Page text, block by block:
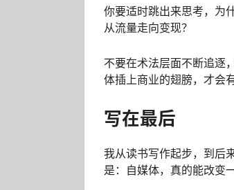
你要适时跳出来思考，为
从流量走向变现？
不要在术法层面不断追逐
体插上商业的翅膀，才会
写在最后
我从读书写作起步，到后
是：自媒体，真的能改变